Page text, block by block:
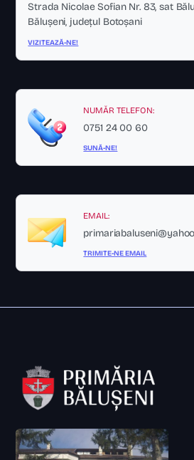
Strada Nicolae Sofian Nr. 83, sat
Bălușeni, județul Botoșani
VIZITEAZĂ-NE!
NUMĂR TELEFON:
0751 24 00 60
SUNĂ-NE!
EMAIL:
TRIMITE-NE EMAIL